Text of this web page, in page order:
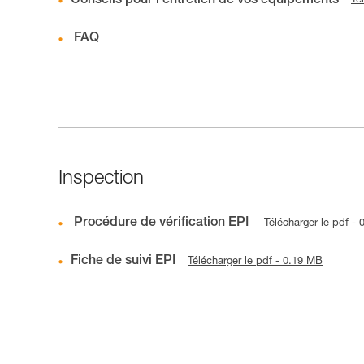
FAQ
Inspection
Procédure de vérification EPI Télécharger le pdf -
Fiche de suivi EPI Télécharger le pdf - 0.19 MB